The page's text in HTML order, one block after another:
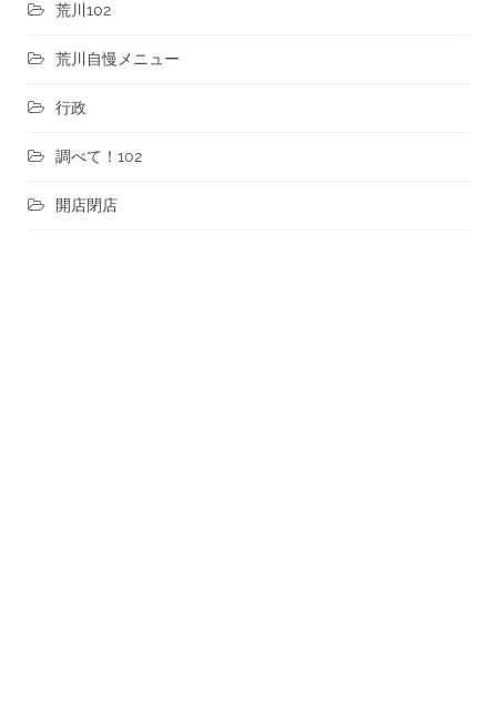
荒川102
荒川自慢メニュー
行政
調べて！102
開店閉店